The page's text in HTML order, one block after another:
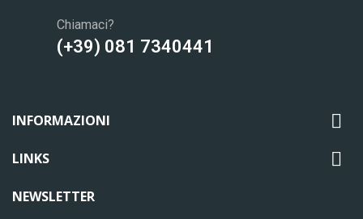
Chiamaci?
(+39) 081 7340441
INFORMAZIONI 
LINKS 
NEWSLETTER